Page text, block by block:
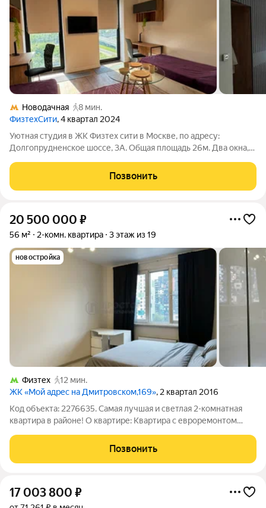
Новодачная
8 мин.
ФизтехСити, 4 квартал 2024
Уютная студия в ЖК Физтех сити в Москве, по адресу:
Долгопрудненское шоссе, 3А. Общая площадь 26м. Два окна,
ощущение простора. Окна выходят на закат, вечером очень
красиво! Апартаменты
Позвонить
20 500 000 ₽
56 м² 2-комн. квартира 3 этаж из 19
новостройка
Физтех
12 мин.
ЖК «Мой адрес на Дмитровском,169», 2 квартал 2016
Код объекта: 2276635. Самая лучшая и светлая 2-комнатная
квартира в районе! О квартире: Квартира с евроремонтом
м. Кухня больше 9,4 метров. Окна выходят на обе стороны
дома. Раздельный
Позвонить
17 003 800 ₽